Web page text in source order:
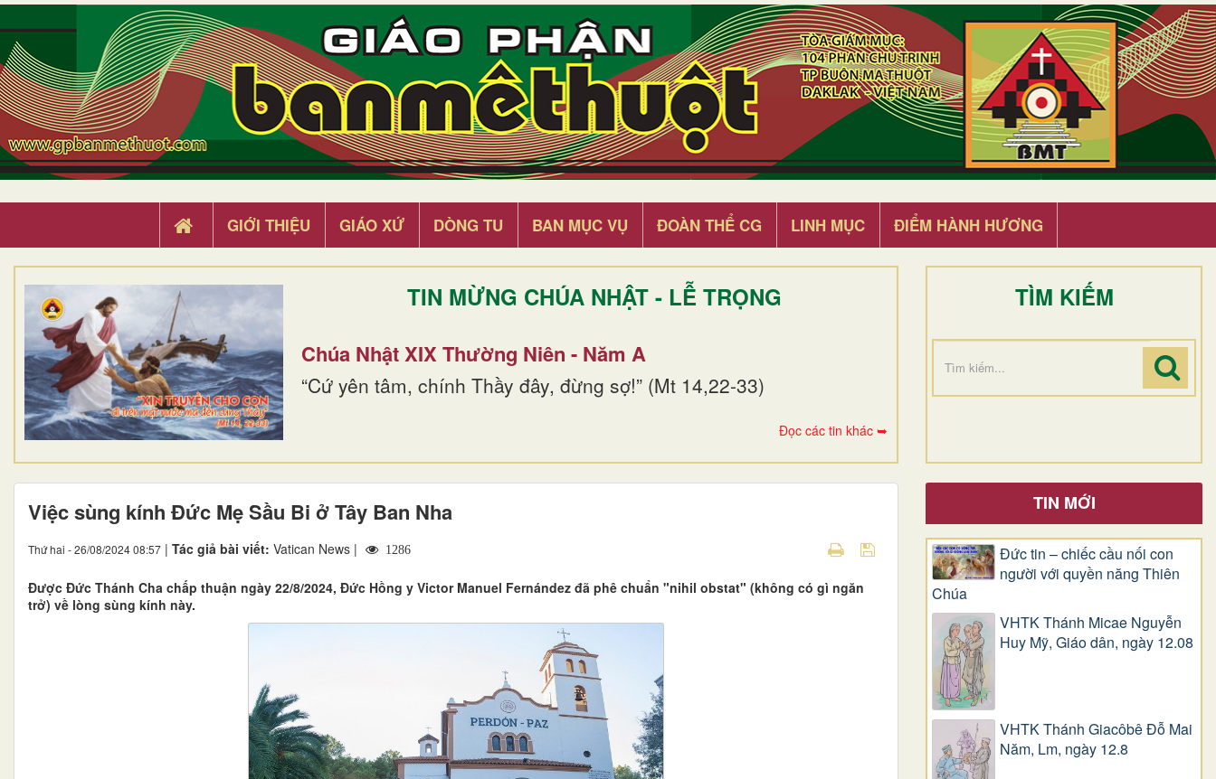
GIỚI THIỆU GIÁO XỨ DÒNG TU BAN MỤC VỤ ĐOÀN THỂ CG LINH MỤC ĐIỂM HÀNH HƯƠNG
TIN MỪNG CHÚA NHẬT - LỄ TRỌNG
Chúa Nhật XIX Thường Niên - Năm A
“Cứ yên tâm, chính Thầy đây, đừng sợ!” (Mt 14,22-33)
Đọc các tin khác ➥
TÌM KIẾM
Việc sùng kính Đức Mẹ Sầu Bi ở Tây Ban Nha
Thứ hai - 26/08/2024 08:57 | Tác giả bài viết: Vatican News | 1286
Được Đức Thánh Cha chấp thuận ngày 22/8/2024, Đức Hồng y Victor Manuel Fernández đã phê chuẩn "nihil obstat" (không có gì ngăn
trở) về lòng sùng kính này.
TIN MỚI
Đức tin – chiếc cầu nối con
người với quyền năng Thiên
Chúa
VHTK Thánh Micae Nguyễn
Huy Mỹ, Giáo dân, ngày 12.08
VHTK Thánh Giacôbê Ðỗ Mai
Năm, Lm, ngày 12.8